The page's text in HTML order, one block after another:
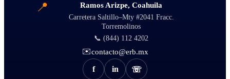
📍 Ramos Arizpe, Coahuila
Carretera Saltillo–Mty #2041 Fracc.
Torremolinos
📞 (844) 112 4202
✉️contacto@erb.mx
f in ☏